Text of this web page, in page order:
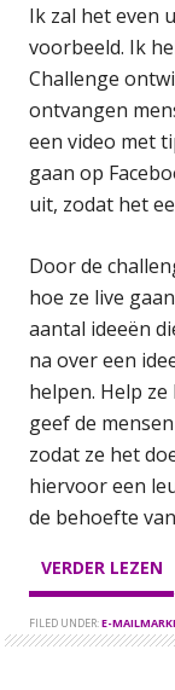
Ik zal het even
voorbeeld. Ik
Challenge
ontvangen
een video met
gaan op
uit, zodat het
Door de
hoe ze live
aantal ideeën
na over een
helpen. Help
geef de
zodat ze het
hiervoor een
de behoefte
VERDER LEZEN
FILED UNDER:E-